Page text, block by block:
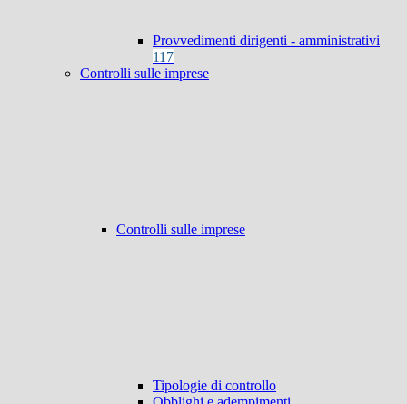
Provvedimenti dirigenti - amministrativi
117
Controlli sulle imprese
Controlli sulle imprese
Tipologie di controllo